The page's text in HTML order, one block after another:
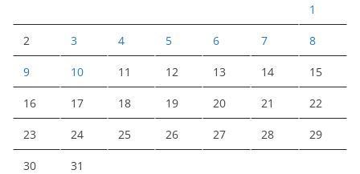
1
2 3 4 5 6 7 8
9 10 11 12 13 14 15
16 17 18 19 20 21 22
23 24 25 26 27 28 29
30 31